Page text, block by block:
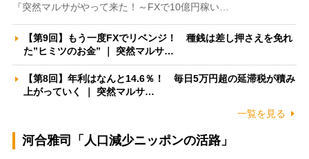
『突然マルサがやって来た！～FXで10億円稼い…
【第9回】もう一度FXでリベンジ！ 種銭は差し押さえを免れ
た”ヒミツのお金” ｜ 突然マルサ…
【第8回】年利はなんと14.6％！ 毎日5万円超の延滞税が積み
上がっていく ｜ 突然マルサ…
一覧を見る
河合雅司「人口減少ニッポンの活路」